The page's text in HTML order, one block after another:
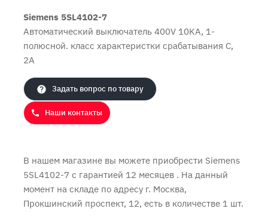
Siemens 5SL4102-7
Автоматический выключатель 400V 10KA, 1-
полюсной. класс характеристки срабатывания C,
2А
Задать вопрос по товару
Наши контакты
В нашем магазине вы можете приобрести Siemens
5SL4102-7 с гарантией 12 месяцев . На данный
момент на складе по адресу г. Москва,
Прокшинский проспект, 12, есть в количестве 1 шт.
Продолжить покупки